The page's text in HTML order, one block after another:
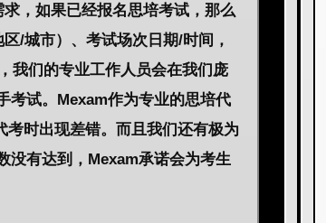
，如果已经报名思培考试，那么
/城市）、考试场次日期/时间，
我们的专业工作人员会在我们庞
考试。Mexam作为专业的思培代
时出现差错。而且我们还有极为
没有达到，Mexam承诺会为考生